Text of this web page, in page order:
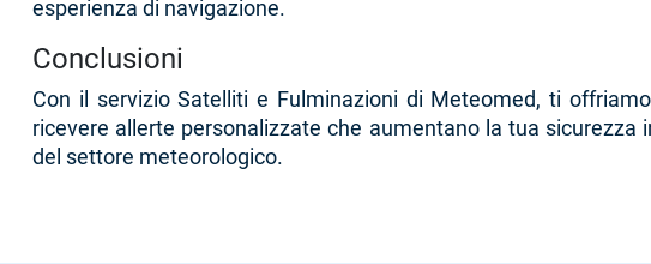
esperienza di navigazione.
Conclusioni
Con il servizio Satelliti e Fulminazioni di Meteomed, ti
ricevere allerte personalizzate che aumentano la tua
del settore meteorologico.